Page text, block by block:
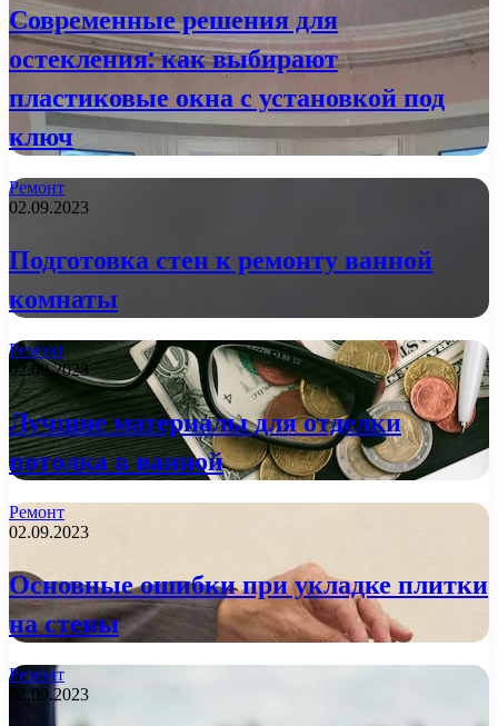
Современные решения для
остекления: как выбирают
пластиковые окна с установкой под
ключ
Ремонт
02.09.2023
Подготовка стен к ремонту ванной
комнаты
Ремонт
02.09.2023
Лучшие материалы для отделки
потолка в ванной
Ремонт
02.09.2023
Основные ошибки при укладке плитки
на стены
Ремонт
02.09.2023